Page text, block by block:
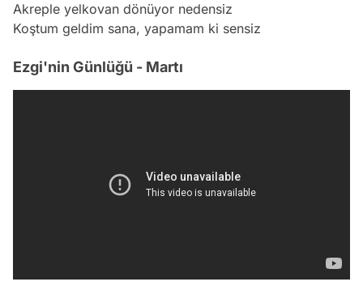
Akreple yelkovan dönüyor nedensiz
Koştum geldim sana, yapamam ki sensiz
Ezgi'nin Günlüğü - Martı